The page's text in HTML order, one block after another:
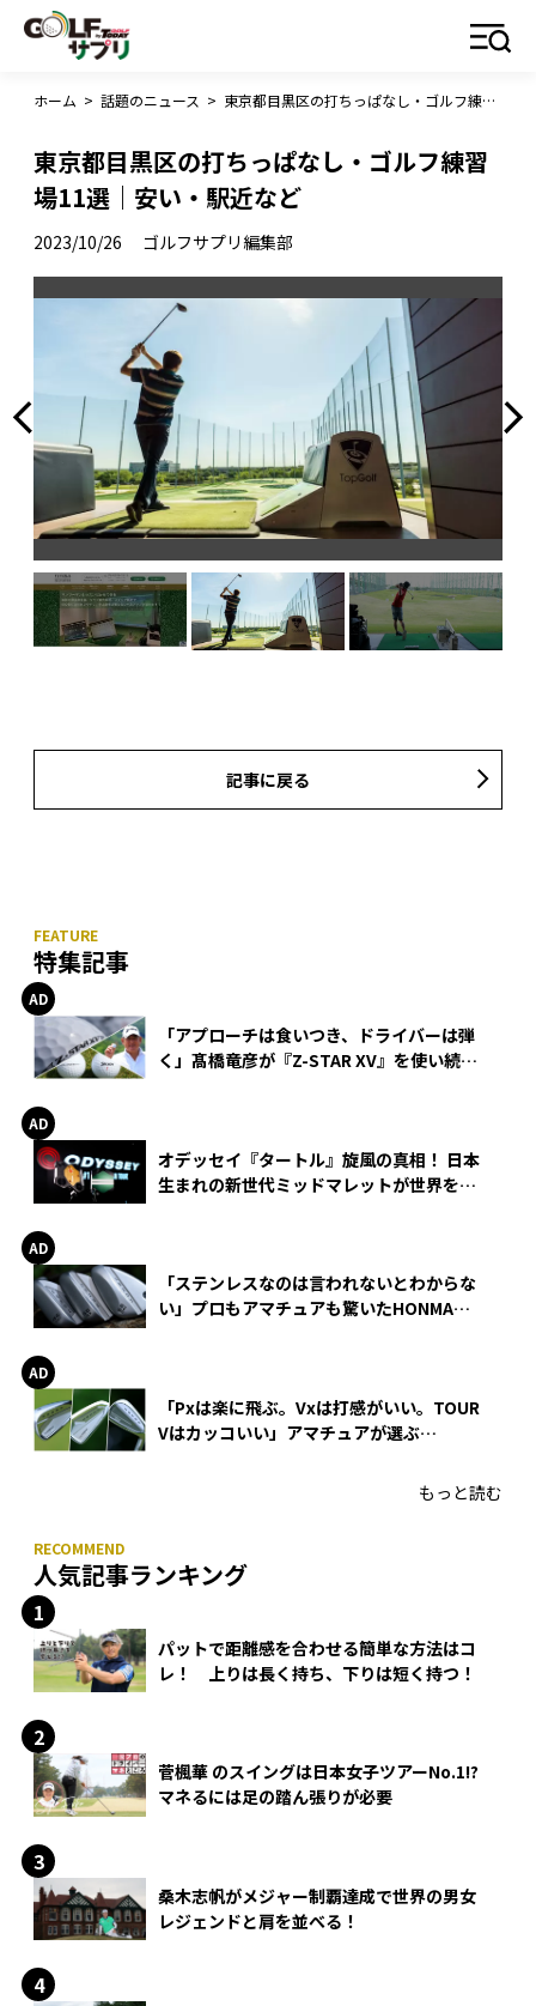
ホーム > 話題のニュース > 東京都目黒区の打ちっぱなし・ゴルフ練習場11選｜安い・駅近など
東京都目黒区の打ちっぱなし・ゴルフ練習
場11選｜安い・駅近など
2023/10/26 ゴルフサプリ編集部
記事に戻る
特集記事
「アプローチは食いつき、ドライバーは弾
く」髙橋竜彦が『Z-STAR XV』を使い続け
オデッセイ『タートル』旋風の真相！ 日本
生まれの新世代ミッドマレットが世界を席
「ステンレスなのは言われないとわからな
い」プロもアマチュアも驚いたHONMA
「Pxは楽に飛ぶ。Vxは打感がいい。TOUR
Vはカッコいい」アマチュアが選ぶ
もっと読む
人気記事ランキング
パットで距離感を合わせる簡単な方法はコ
レ！ 上りは長く持ち、下りは短く持つ！
菅楓華 のスイングは日本女子ツアーNo.1!?
マネるには足の踏ん張りが必要
桑木志帆がメジャー制覇達成で世界の男女
レジェンドと肩を並べる！